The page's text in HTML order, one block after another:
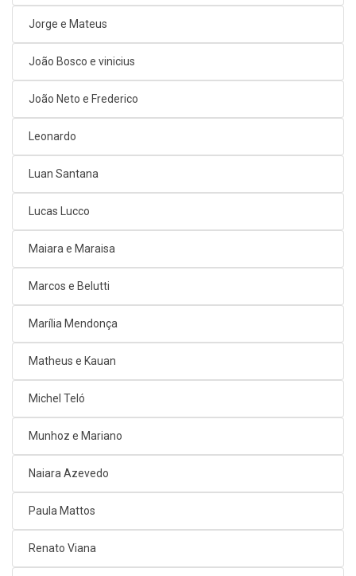
Jorge e Mateus
João Bosco e vinicius
João Neto e Frederico
Leonardo
Luan Santana
Lucas Lucco
Maiara e Maraisa
Marcos e Belutti
Marília Mendonça
Matheus e Kauan
Michel Teló
Munhoz e Mariano
Naiara Azevedo
Paula Mattos
Renato Viana